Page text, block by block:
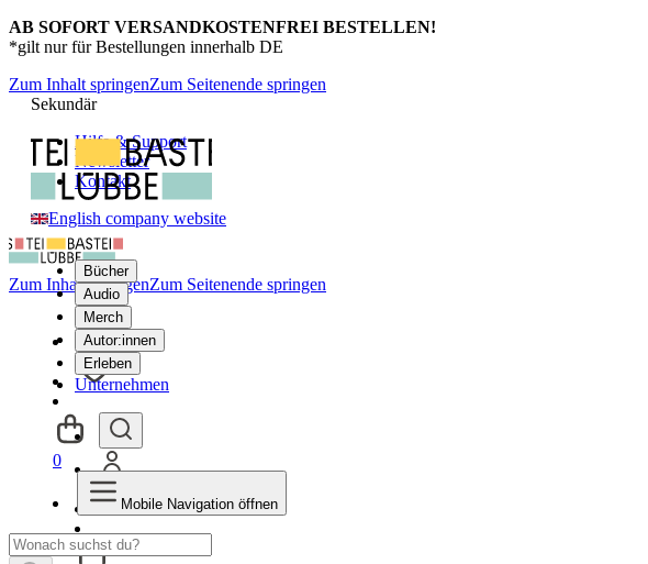
AB SOFORT VERSANDKOSTENFREI BESTELLEN!
*gilt nur für Bestellungen innerhalb DE
Zum Inhalt springenZum Seitenende springen
Sekundär
Hilfe & Support
Newsletter
Kontakt
English company website
Bücher
Audio
Merch
Autor:innen
Erleben
Unternehmen
Zum Inhalt springenZum Seitenende springen
0
Mobile Navigation öffnen